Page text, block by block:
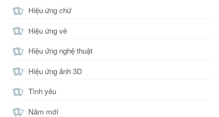
Hiệu ứng chữ
Hiệu ứng vẽ
Hiệu ứng nghệ thuật
Hiệu ứng ảnh 3D
Tình yêu
Năm mới